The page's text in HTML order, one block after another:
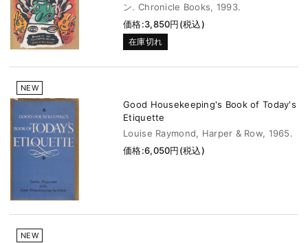
ン. Chronicle Books, 1993.
価格:3,850円(税込)
在庫切れ
NEW
Good Housekeeping's Book of Today's
Etiquette
Louise Raymond, Harper & Row, 1965.
価格:6,050円(税込)
NEW